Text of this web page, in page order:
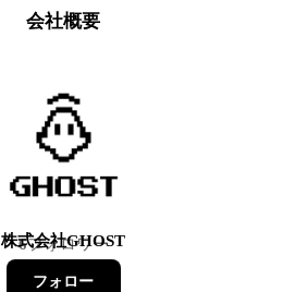
会社概要
株式会社GHOST
6フォロワー
フォロー